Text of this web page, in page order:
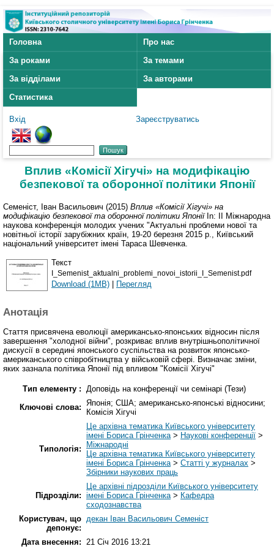
Головна
Про нас
За роками
За темами
За відділами
За авторами
Статистика
Вхід Зареєструватись
Вплив «Комісії Хігучі» на модифікацію
безпекової та оборонної політики Японії
Семеніст, Іван Васильович (2015) Вплив «Комісії Хігучі» на
модифікацію безпекової та оборонної політики ЯпоніїIn: ІІ Міжнародна
наукова конференція молодих учених "Актуальні проблеми нової та
новітньої історії зарубіжних країн, 19-20 березня 2015 р., Київський
національний університет імені Тараса Шевченка.
Текст
I_Semenist_aktualni_problemi_novoi_istorii_I_Semenist.pdf
Download (1MB) | Перегляд
Анотація
Стаття присвячена еволюції американсько-японських відносин після
завершення "холодної війни", розкриває вплив внутрішньополітичної
дискусії в середині японського суспільства на розвиток японсько-
американського співробітництва у військовій сфері. Визначає зміни,
яких зазнала політика Японії під впливом "Комісії Хігучі"
Тип елементу : Доповідь на конференції чи семінарі (Тези)
Ключові слова: Японія; США; американсько-японські відносини;
Комісія Хігучі
Типологія:
Це архівна тематика Київського університету
імені Бориса Грінченка> Наукові конференції >
Міжнародні
Це архівна тематика Київського університету
імені Бориса Грінченка> Статті у журналах >
Збірники наукових праць
Підрозділи:
Це архівні підрозділи Київського університету
імені Бориса Грінченка> Кафедра
сходознавства
Користувач, що
депонує:
декан Іван Васильович Семеніст
Дата внесення: 21 Січ 2016 13:21